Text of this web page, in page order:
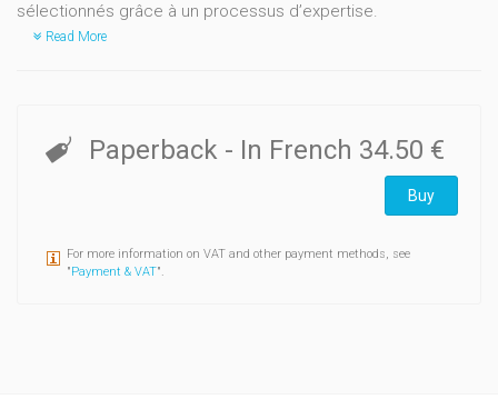
sélectionnés grâce à un processus d’expertise.
Read More
Paperback - In French 34.50 €
Buy
For more information on VAT and other payment methods, see
"Payment & VAT".